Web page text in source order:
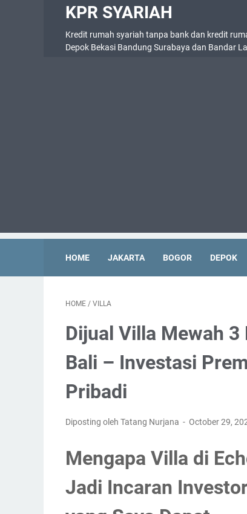
KPR SYARIAH
Kredit rumah syariah tanpa bank dan kredit
Depok Bekasi Bandung Surabaya dan Bandar
HOME JAKARTA BOGOR DEPOK
HOME / VILLA
Dijual Villa Mewah 3
Bali – Investasi
Pribadi
Diposting oleh Tatang Nurjana October 29,
Mengapa Villa di
Jadi Incaran